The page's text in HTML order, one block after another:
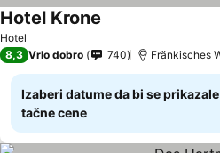
Hotel
Hotel Krone
8,3 Vrlo dobro 740
Izaberi datume da bi se prikazale
tačne cene